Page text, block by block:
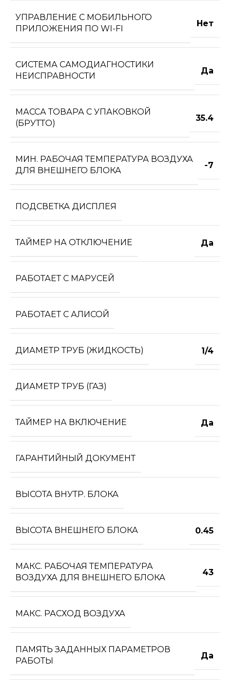
УПРАВЛЕНИЕ C МОБИЛЬНОГО
ПРИЛОЖЕНИЯ ПО WI-FI
Нет
СИСТЕМА САМОДИАГНОСТИКИ
НЕИСПРАВНОСТИ
Да
МАССА ТОВАРА С УПАКОВКОЙ
(БРУТТО)
35.4
МИН. РАБОЧАЯ ТЕМПЕРАТУРА ВОЗДУХА
ДЛЯ ВНЕШНЕГО БЛОКА
-7
ПОДСВЕТКА ДИСПЛЕЯ
ТАЙМЕР НА ОТКЛЮЧЕНИЕ Да
РАБОТАЕТ С МАРУСЕЙ
РАБОТАЕТ С АЛИСОЙ
ДИАМЕТР ТРУБ (ЖИДКОСТЬ) 1/4
ДИАМЕТР ТРУБ (ГАЗ)
ТАЙМЕР НА ВКЛЮЧЕНИЕ Да
ГАРАНТИЙНЫЙ ДОКУМЕНТ
ВЫСОТА ВНУТР. БЛОКА
ВЫСОТА ВНЕШНЕГО БЛОКА 0.45
МАКС. РАБОЧАЯ ТЕМПЕРАТУРА
ВОЗДУХА ДЛЯ ВНЕШНЕГО БЛОКА
43
МАКС. РАСХОД ВОЗДУХА
ПАМЯТЬ ЗАДАННЫХ ПАРАМЕТРОВ
РАБОТЫ
Да